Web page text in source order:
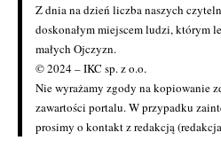
Z dnia na dzień liczba naszych
doskonałym miejscem ludzi, którym
małych Ojczyzn.
© 2024 – IKC sp. z o.o.
Nie wyrażamy zgody na kopiowanie
zawartości portalu. W przypadku
prosimy o kontakt z redakcją